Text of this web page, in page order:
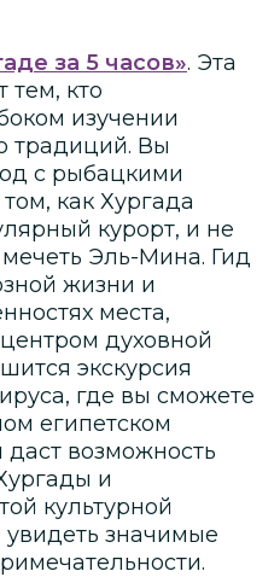
за 5 часов». Эта
тем, кто
изучении
традиций. Вы
с рыбацкими
как Хургада
курорт, и не
Эль-Мина. Гид
жизни и
места,
духовной
экскурсия
где вы сможете
египетском
даст возможность
и
культурной
значимые